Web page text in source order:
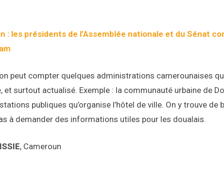
: les présidents de l’Assemblée nationale et du Sénat
peut compter quelques administrations camerounaises
et surtout actualisé. Exemple : la communauté urbaine de
publiques qu’organise l’hôtel de ville. On y trouve de
à demander des informations utiles pour les doualais.
, Cameroun